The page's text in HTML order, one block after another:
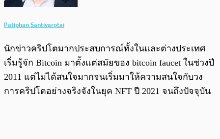
Patiphan Santivarotai
นักข่าวคริปโตมากประสบการณ์ทั้งในและต่างประเทศ
เริ่มรู้จัก Bitcoin มาตั้งแต่สมัยของ bitcoin faucet ในช่วงปี
2011 แต่ไม่ได้สนใจมากจนเริ่มมาให้ความสนใจกับวง
การคริปโตอย่างจริงจังในยุค NFT ปี 2021 จนถึงปัจจุบัน